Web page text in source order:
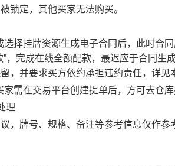
锁定，其他买家无法购买。
选择挂牌资源生成电子合同后，此时合
”，完成在线全额配款，最迟应于合同
，并要求买方依约承担违约责任，详见
家需在交易平台创建提单后，方可去仓
理
，牌号、规格、备注等参考信息仅作